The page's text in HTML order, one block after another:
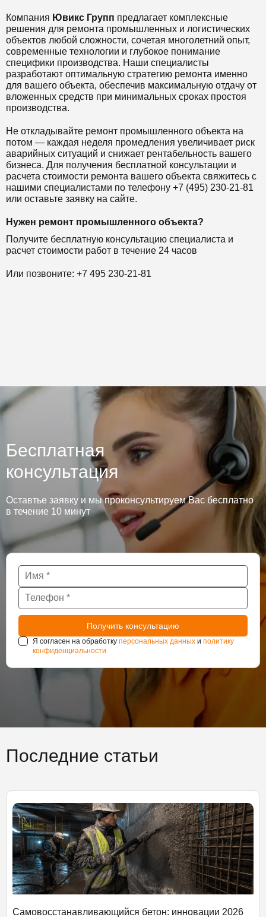
Компания Ювикс Групп предлагает комплексные
решения для ремонта промышленных и логистических
объектов любой сложности, сочетая многолетний опыт,
современные технологии и глубокое понимание
специфики производства. Наши специалисты
разработают оптимальную стратегию ремонта именно
для вашего объекта, обеспечив максимальную отдачу от
вложенных средств при минимальных сроках простоя
производства.
Не откладывайте ремонт промышленного объекта на
потом — каждая неделя промедления увеличивает риск
аварийных ситуаций и снижает рентабельность вашего
бизнеса. Для получения бесплатной консультации и
расчета стоимости ремонта вашего объекта свяжитесь с
нашими специалистами по телефону +7 (495) 230-21-81
или оставьте заявку на сайте.
Нужен ремонт промышленного объекта?
Получите бесплатную консультацию специалиста и
расчет стоимости работ в течение 24 часов
Или позвоните: +7 495 230-21-81
Бесплатная
консультация
Оставтье заявку и мы проконсультируем Вас бесплатно
в течение 10 минут
Я согласен на обработку персональных данных и политику
конфиденциальности
Последние статьи
Самовосстанавливающийся бетон: инновации 2026